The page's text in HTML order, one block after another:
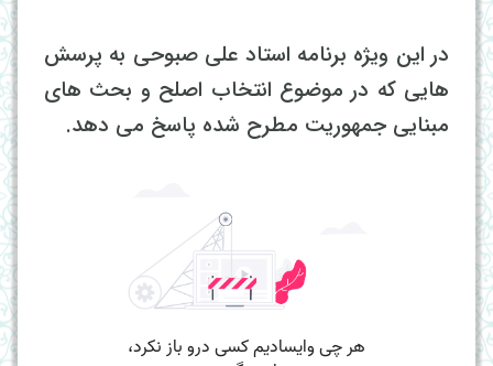
در این ویژه برنامه استاد علی صبوحی به پرسش
هایی که در موضوع انتخاب اصلح و بحث های
مبنایی جمهوریت مطرح شده پاسخ می دهد.